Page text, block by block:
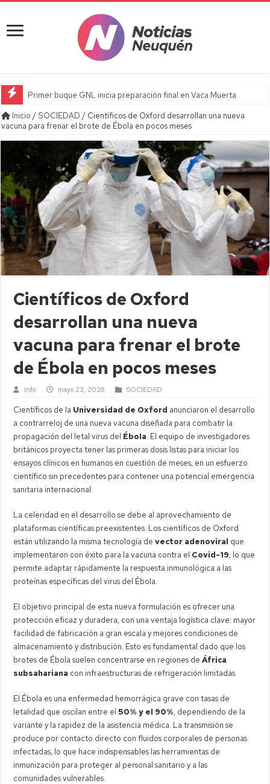
Primer buque GNL inicia preparación final en Vaca Muerta
Inicio / SOCIEDAD / Científicos de Oxford desarrollan una nueva
vacuna para frenar el brote de Ébola en pocos meses
Científicos de Oxford
desarrollan una nueva
vacuna para frenar el brote
de Ébola en pocos meses
Info mayo 23, 2026 SOCIEDAD
Científicos de la Universidad de Oxford anunciaron el desarrollo
a contrarreloj de una nueva vacuna diseñada para combatir la
propagación del letal virus del Ébola. El equipo de investigadores
británicos proyecta tener las primeras dosis listas para iniciar los
ensayos clínicos en humanos en cuestión de meses, en un esfuerzo
científico sin precedentes para contener una potencial emergencia
sanitaria internacional.
La celeridad en el desarrollo se debe al aprovechamiento de
plataformas científicas preexistentes. Los científicos de Oxford
están utilizando la misma tecnología devector adenoviral que
implementaron con éxito para la vacuna contra el Covid-19, lo que
permite adaptar rápidamente la respuesta inmunológica a las
proteínas específicas del virus del Ébola.
El objetivo principal de esta nueva formulación es ofrecer una
protección eficaz y duradera, con una ventaja logística clave: mayor
facilidad de fabricación a gran escala y mejores condiciones de
almacenamiento y distribución. Esto es fundamental dado que los
brotes de Ébola suelen concentrarse en regiones deÁfrica
subsahariana con infraestructuras de refrigeración limitadas.
El Ébola es una enfermedad hemorrágica grave con tasas de
letalidad que oscilan entre el50% y el 90%, dependiendo de la
variante y la rapidez de la asistencia médica. La transmisión se
produce por contacto directo con fluidos corporales de personas
infectadas, lo que hace indispensables las herramientas de
inmunización para proteger al personal sanitario y a las
comunidades vulnerables.